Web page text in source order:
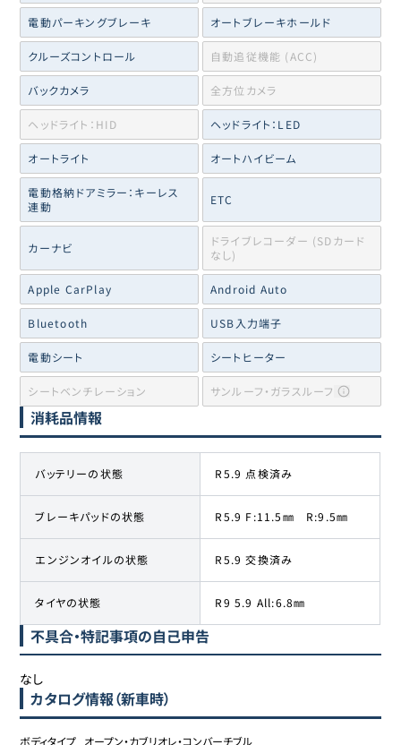
電動パーキングブレーキ オートブレーキホールド
クルーズコントロール 自動追従機能 (ACC)
バックカメラ 全方位カメラ
ヘッドライト：HID ヘッドライト：LED
オートライト オートハイビーム
電動格納ドアミラー：キーレス
連動
ETC
カーナビ
ドライブレコーダー (SDカード
なし)
Apple CarPlay Android Auto
Bluetooth USB入力端子
電動シート シートヒーター
シートベンチレーション サンルーフ・ガラスルーフ
消耗品情報
バッテリーの状態 R5.9 点検済み
ブレーキパッドの状態 R5.9 F:11.5㎜ R:9.5㎜
エンジンオイルの状態 R5.9 交換済み
タイヤの状態 R9 5.9 All:6.8㎜
不具合・特記事項の自己申告
なし
カタログ情報（新車時）
ボディタイプ	オープン・カブリオレ・コンバーチブル